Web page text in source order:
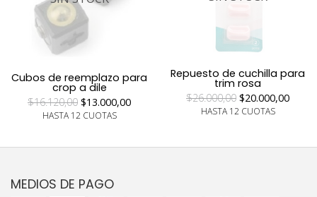
Cubos de reemplazo para
crop a dile
$16.120,00 $13.000,00
HASTA 12 CUOTAS
Repuesto de cuchilla para
trim rosa
$26.000,00 $20.000,00
HASTA 12 CUOTAS
MEDIOS DE PAGO